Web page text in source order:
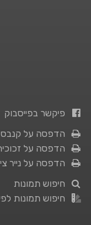
פיקשר בפייסבוק
הדפסה על קנבס
הדפסה על
הדפסה על נייר
חיפוש תמונות
חיפוש תמונות